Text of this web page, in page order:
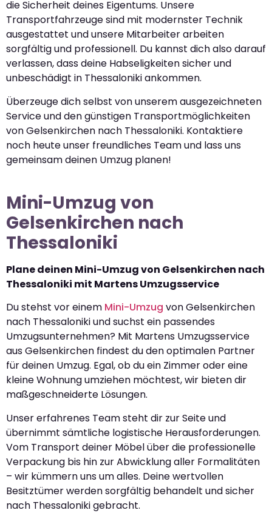
die Sicherheit deines Eigentums. Unsere
Transportfahrzeuge sind mit modernster Technik
ausgestattet und unsere Mitarbeiter arbeiten
sorgfältig und professionell. Du kannst dich also darauf
verlassen, dass deine Habseligkeiten sicher und
unbeschädigt in Thessaloniki ankommen.
Überzeuge dich selbst von unserem ausgezeichneten
Service und den günstigen Transportmöglichkeiten
von Gelsenkirchen nach Thessaloniki. Kontaktiere
noch heute unser freundliches Team und lass uns
gemeinsam deinen Umzug planen!
Mini-Umzug von
Gelsenkirchen nach
Thessaloniki
Plane deinen Mini-Umzug von Gelsenkirchen nach
Thessaloniki mit Martens Umzugsservice
Du stehst vor einem Mini-Umzug von Gelsenkirchen
nach Thessaloniki und suchst ein passendes
Umzugsunternehmen? Mit Martens Umzugsservice
aus Gelsenkirchen findest du den optimalen Partner
für deinen Umzug. Egal, ob du ein Zimmer oder eine
kleine Wohnung umziehen möchtest, wir bieten dir
maßgeschneiderte Lösungen.
Unser erfahrenes Team steht dir zur Seite und
übernimmt sämtliche logistische Herausforderungen.
Vom Transport deiner Möbel über die professionelle
Verpackung bis hin zur Abwicklung aller Formalitäten
– wir kümmern uns um alles. Deine wertvollen
Besitztümer werden sorgfältig behandelt und sicher
nach Thessaloniki gebracht.